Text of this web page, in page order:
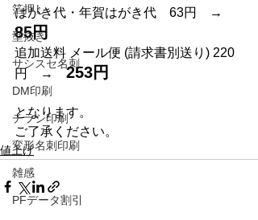
箔押し
型抜き
サシスセ名刺
DM印刷
チラシ印刷
変形名刺印刷
雑感
PFデータ割引
はがき代・年賀はがき代　63円　→
85円
追加送料 メール便 (請求書別送り) 220
円　→ 253円
となります。
ご了承ください。
値上げ